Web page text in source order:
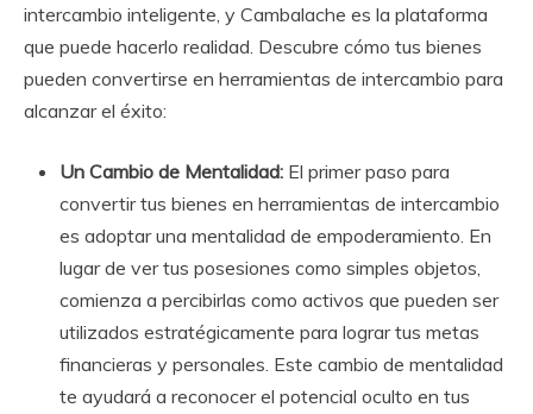
intercambio inteligente, y Cambalache es la plataforma
que puede hacerlo realidad. Descubre cómo tus bienes
pueden convertirse en herramientas de intercambio para
alcanzar el éxito:
Un Cambio de Mentalidad: El primer paso para
convertir tus bienes en herramientas de intercambio
es adoptar una mentalidad de empoderamiento. En
lugar de ver tus posesiones como simples objetos,
comienza a percibirlas como activos que pueden ser
utilizados estratégicamente para lograr tus metas
financieras y personales. Este cambio de mentalidad
te ayudará a reconocer el potencial oculto en tus